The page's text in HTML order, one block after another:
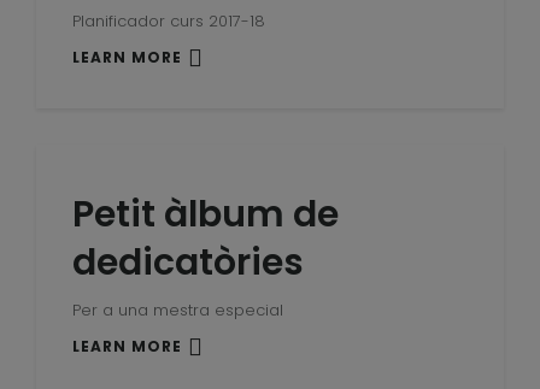
Planificador curs 2017-18
LEARN MORE
Petit àlbum de
dedicatòries
Per a una mestra especial
LEARN MORE